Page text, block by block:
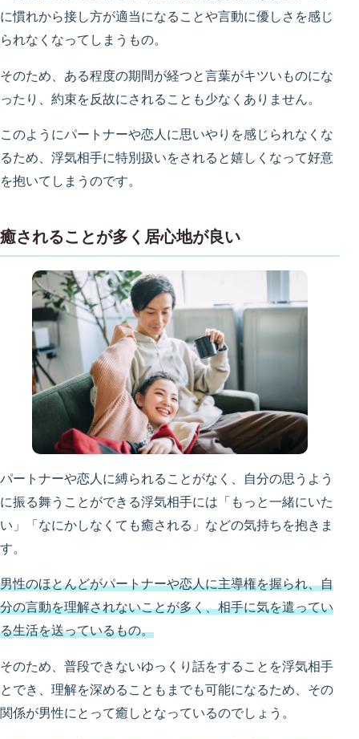
に慣れから接し方が適当になることや言動に優しさを感じ
られなくなってしまうもの。
そのため、ある程度の期間が経つと言葉がキツいものにな
ったり、約束を反故にされることも少なくありません。
このようにパートナーや恋人に思いやりを感じられなくな
るため、浮気相手に特別扱いをされると嬉しくなって好意
を抱いてしまうのです。
癒されることが多く居心地が良い
パートナーや恋人に縛られることがなく、自分の思うよう
に振る舞うことができる浮気相手には「もっと一緒にいた
い」「なにかしなくても癒される」などの気持ちを抱きま
す。
男性のほとんどがパートナーや恋人に主導権を握られ、自
分の言動を理解されないことが多く、相手に気を遣ってい
る生活を送っているもの。
そのため、普段できないゆっくり話をすることを浮気相手
とでき、理解を深めることもまでも可能になるため、その
関係が男性にとって癒しとなっているのでしょう。